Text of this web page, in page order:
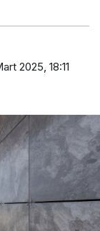
2025, 18:11